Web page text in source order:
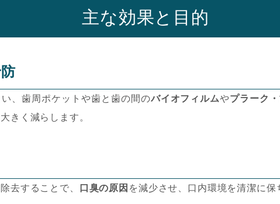
主な効果と目的
、歯周ポケットや歯と歯の間のバイオフィルムやプラーク
きく減らします。
去することで、 口臭の原因 を減少させ、口内環境を清潔に保